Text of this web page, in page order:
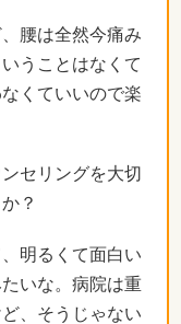
腰は全然今痛み
うことはなくて
くていいので楽
セリングを大切
？
明るくて面白い
いな。病院は重
、そうじゃない